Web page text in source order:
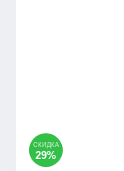
СКИДКА
29%